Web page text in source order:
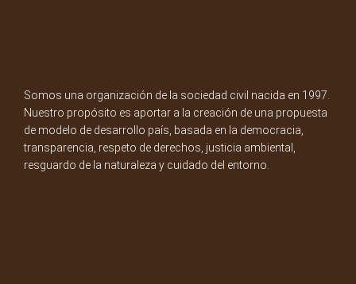
Somos una organización de la sociedad civil nacida en 1997.
Nuestro propósito es aportar a la creación de una propuesta
de modelo de desarrollo país, basada en la democracia,
transparencia, respeto de derechos, justicia ambiental,
resguardo de la naturaleza y cuidado del entorno.